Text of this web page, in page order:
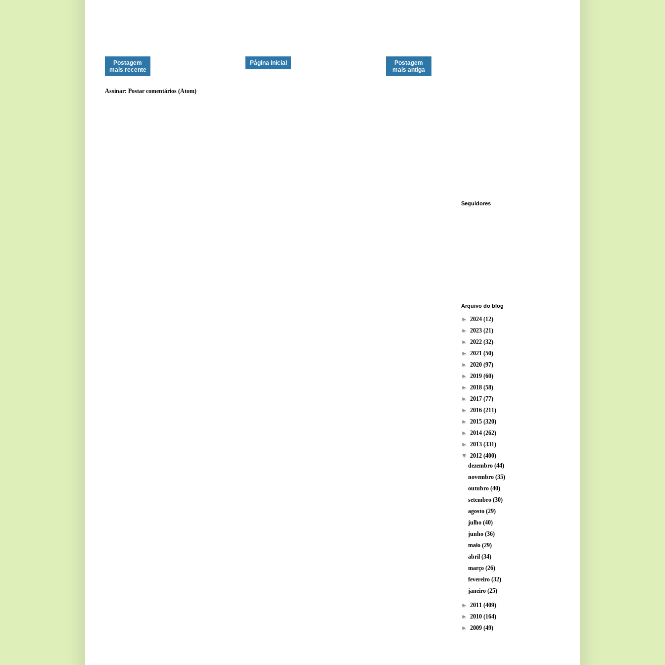
Postagem
mais recente
Postagem
mais antiga
Página inicial
Assinar: Postar comentários (Atom)
Seguidores
Arquivo do blog
► 2024 (12)
► 2023 (21)
► 2022 (32)
► 2021 (50)
► 2020 (97)
► 2019 (60)
► 2018 (58)
► 2017 (77)
► 2016 (211)
► 2015 (320)
► 2014 (262)
► 2013 (331)
▼ 2012 (400)
dezembro(44)
novembro(35)
outubro(40)
setembro(30)
agosto(29)
julho(40)
junho(36)
maio(29)
abril(34)
março(26)
fevereiro(32)
janeiro(25)
► 2011 (409)
► 2010 (164)
► 2009 (49)